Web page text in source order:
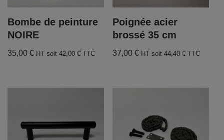
Bombe de peinture
NOIRE
35,00 € HT soit 42,00 € TTC
Poignée acier
brossé 35 cm
37,00 € HT soit 44,40 €TTC